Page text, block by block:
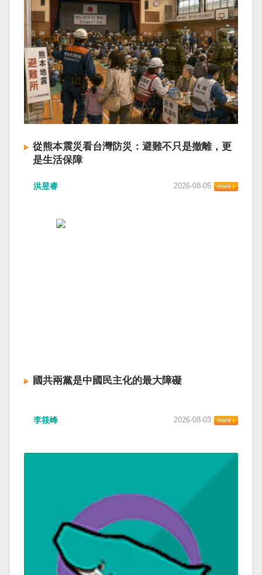
從熊本震災看台灣防災：避難不只是撤離，更
是生活保障
洪昱睿 2026-08-05
國共兩黨是中國民主化的最大障礙
李筱峰 2026-08-03